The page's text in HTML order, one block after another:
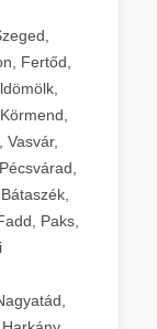
Fertőd,
Paks,